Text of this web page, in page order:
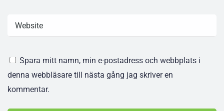
Spara mitt namn, min e-postadress och webbplats i
denna webbläsare till nästa gång jag skriver en
kommentar.